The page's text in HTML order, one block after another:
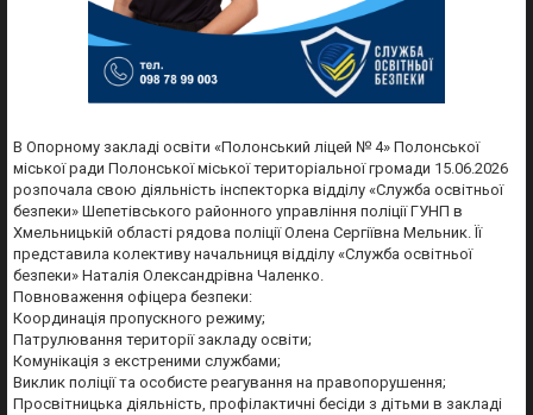
В Опорному закладі освіти «Полонський ліцей № 4» Полонської
міської ради Полонської міської територіальної громади 15.06.2026
розпочала свою діяльність інспекторка відділу «Служба освітньої
безпеки» Шепетівського районного управління поліції ГУНП в
Хмельницькій області рядова поліції Олена Сергіївна Мельник. Її
представила колективу начальниця відділу «Служба освітньої
безпеки» Наталія Олександрівна Чаленко.
Повноваження офіцера безпеки:
Координація пропускного режиму;
Патрулювання території закладу освіти;
Комунікація з екстреними службами;
Виклик поліції та особисте реагування на правопорушення;
Просвітницька діяльність, профілактичні бесіди з дітьми в закладі